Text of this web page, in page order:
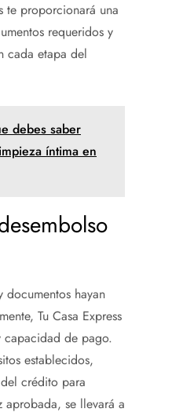
te proporcionará una
requeridos y
cada etapa del
debes saber
íntima en
documentos hayan
Tu Casa Express
de pago.
establecidos,
crédito para
aprobada, se llevará a